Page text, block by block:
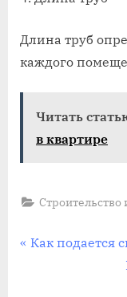
Длина труб
каждого
Читать
в квартире
Строительство
П
Как подается